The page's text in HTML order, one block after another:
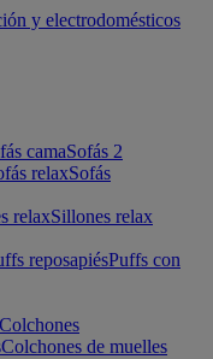
camaSofás 2
relaxSofás
relaxSillones relax
reposapiésPuffs con
Colchones
Colchones de muelles